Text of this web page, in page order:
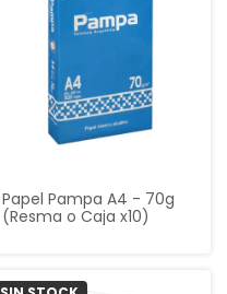
Papel Pampa A4 - 70g
(Resma o Caja x10)